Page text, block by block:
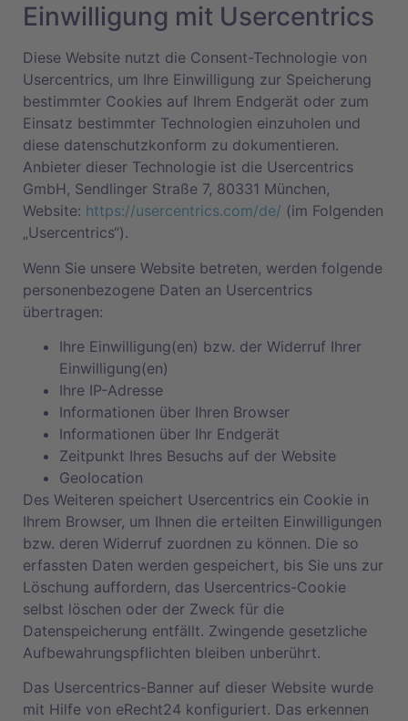
Einwilligung mit Usercentrics
Diese Website nutzt die Consent-Technologie von
Usercentrics, um Ihre Einwilligung zur Speicherung
bestimmter Cookies auf Ihrem Endgerät oder zum
Einsatz bestimmter Technologien einzuholen und
diese datenschutzkonform zu dokumentieren.
Anbieter dieser Technologie ist die Usercentrics
GmbH, Sendlinger Straße 7, 80331 München,
Website: https://usercentrics.com/de/ (im Folgenden
„Usercentrics“).
Wenn Sie unsere Website betreten, werden folgende
personenbezogene Daten an Usercentrics
übertragen:
Ihre Einwilligung(en) bzw. der Widerruf Ihrer
Einwilligung(en)
Ihre IP-Adresse
Informationen über Ihren Browser
Informationen über Ihr Endgerät
Zeitpunkt Ihres Besuchs auf der Website
Geolocation
Des Weiteren speichert Usercentrics ein Cookie in
Ihrem Browser, um Ihnen die erteilten Einwilligungen
bzw. deren Widerruf zuordnen zu können. Die so
erfassten Daten werden gespeichert, bis Sie uns zur
Löschung auffordern, das Usercentrics-Cookie
selbst löschen oder der Zweck für die
Datenspeicherung entfällt. Zwingende gesetzliche
Aufbewahrungspflichten bleiben unberührt.
Das Usercentrics-Banner auf dieser Website wurde
mit Hilfe von eRecht24 konfiguriert. Das erkennen